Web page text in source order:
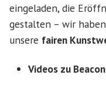
eingeladen, die
gestalten – wir
unsere fairen
Videos zu